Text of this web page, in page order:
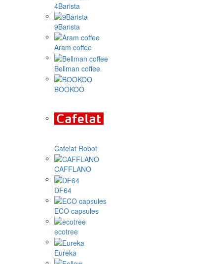
4Barista
9Barista
Aram coffee
Bellman coffee
BOOKOO
Cafelat Robot
CAFFLANO
DF64
ECO capsules
ecotree
Eureka